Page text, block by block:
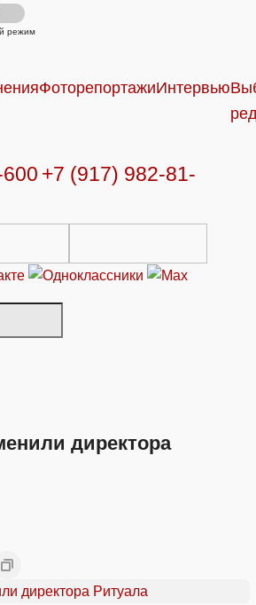
режим
ФоторепортажиИнтервью
+7 (917) 982-81-
директора